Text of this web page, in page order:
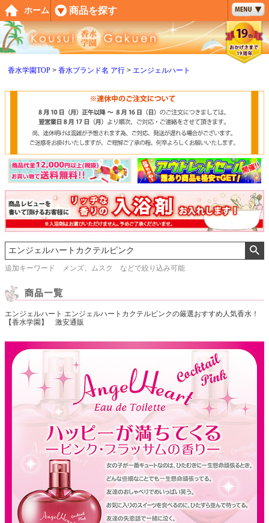
香水学園TOP 香水ブランド名 ア行 エンジェルハート
追加キーワード メンズ、ムスク などで絞り込み可能
エンジェルハート エンジェルハートカクテルピンクの厳選おすすめ人気香水！
【香水学園】 激安通販
ペー
ジト
ップ
へ
ホーム 商品を探す